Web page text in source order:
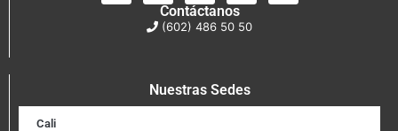
Contáctanos
(602) 486 50 50
Nuestras Sedes
Cali